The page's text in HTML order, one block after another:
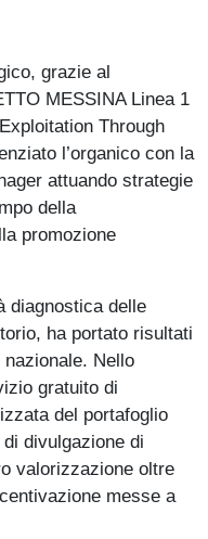
grazie al
MESSINA Linea 1
Through
l’organico con la
attuando strategie
della
promozione
diagnostica delle
ha portato risultati
Nello
gratuito di
del portafoglio
divulgazione di
valorizzazione oltre
messe a